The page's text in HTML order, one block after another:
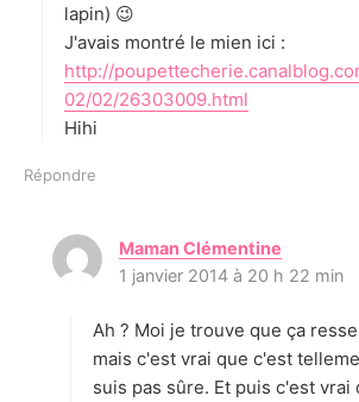
lapin) 😉
J'avais montré le mien ici :
http://
02/02/26303009.html
Hihi
Répondre
Maman Clémentine
i
:
1 janvier 2014 à 20 h 22 min
Ah ? Moi je trouve que ça
mais c'est vrai que c'est
suis pas sûre. Et puis c'est